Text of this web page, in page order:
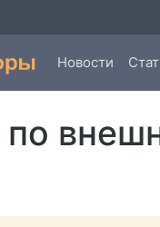
Новости